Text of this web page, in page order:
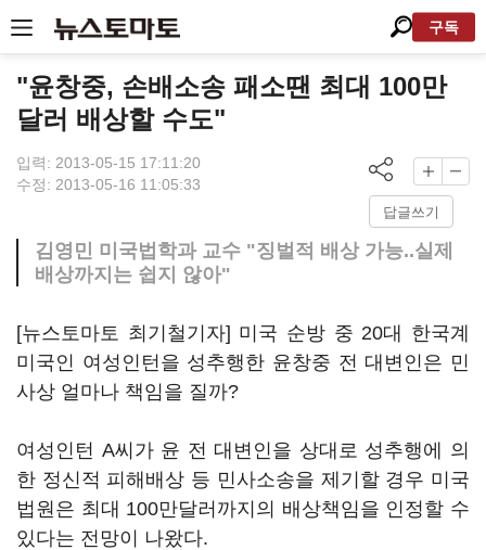
구독
"윤창중, 손배소송 패소땐 최대 100만
달러 배상할 수도"
입력: 2013-05-15 17:11:20
수정: 2013-05-16 11:05:33
답글쓰기
김영민 미국법학과 교수 "징벌적 배상 가능..실제
배상까지는 쉽지 않아"
[뉴스토마토 최기철기자] 미국 순방 중 20대 한국계
미국인 여성인턴을 성추행한 윤창중 전 대변인은 민
사상 얼마나 책임을 질까?
여성인턴 A씨가 윤 전 대변인을 상대로 성추행에 의
한 정신적 피해배상 등 민사소송을 제기할 경우 미국
법원은 최대 100만달러까지의 배상책임을 인정할 수
있다는 전망이 나왔다.